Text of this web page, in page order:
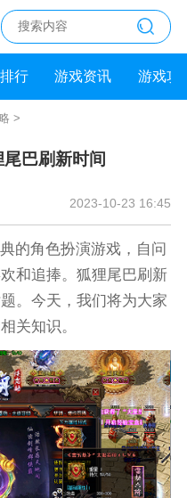
行 游戏资讯 游戏攻
>
巴刷新时间
2023-10-23 16:45
的角色扮演游戏，自问
和追捧。狐狸尾巴刷新
。今天，我们将为大家
关知识。